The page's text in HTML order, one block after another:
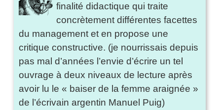
finalité didactique qui traite
concrètement différentes facettes
du management et en propose une
critique constructive. (je nourrissais depuis
pas mal d’années l’envie d’écrire un tel
ouvrage à deux niveaux de lecture après
avoir lu le « baiser de la femme araignée »
de l’écrivain argentin Manuel Puig)